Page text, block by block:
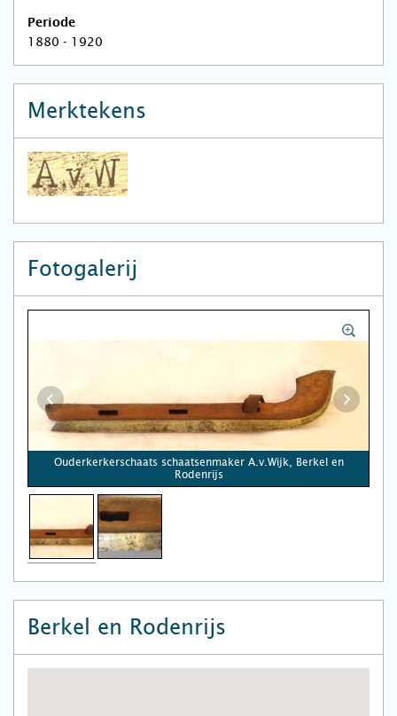
Periode
1880 - 1920
Merktekens
Fotogalerij
Ouderkerkerschaats schaatsenmaker A.v.Wijk, Berkel en
Rodenrijs
Berkel en Rodenrijs